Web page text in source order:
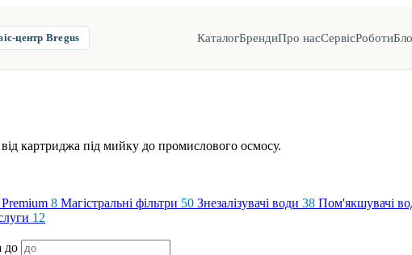
центр Bregus КаталогБрендиПро насСервісРоботи
картриджа під мийку до промислового осмосу.
8 Магістральні фільтри 50 Знезалізувачі води 38 Пом'якшувачі
12
до